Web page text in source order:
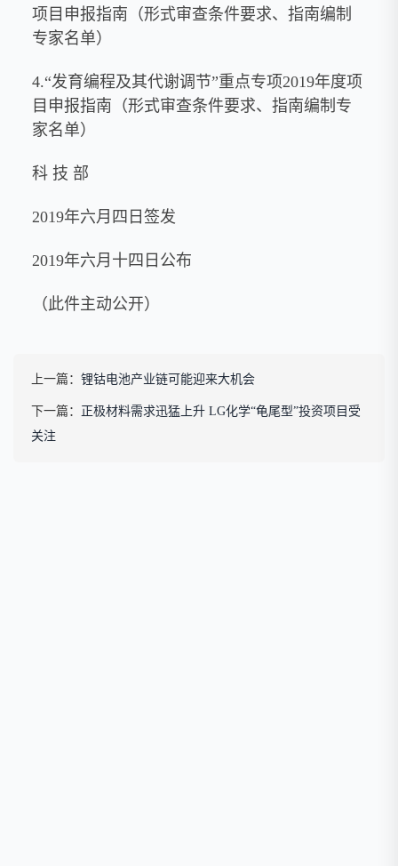
项目申报指南（形式审查条件要求、指南编制
专家名单）
4.“发育编程及其代谢调节”重点专项2019年度项
目申报指南（形式审查条件要求、指南编制专
家名单）
科 技 部
2019年六月四日签发
2019年六月十四日公布
（此件主动公开）
上一篇： 锂钴电池产业链可能迎来大机会
下一篇： 正极材料需求迅猛上升 LG化学“龟尾型”投资项目受
关注